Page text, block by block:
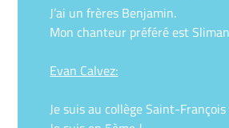
J’ai un frères Benjamin.
Mon chanteur préféré est
Evan Calvez:
Je suis au collège Saint-